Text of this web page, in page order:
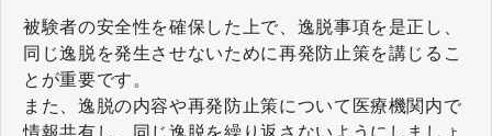
被験者の安全性を確保した上で、逸脱事項を是正し、
同じ逸脱を発生させないために再発防止策を講じるこ
とが重要です。
また、逸脱の内容や再発防止策について医療機関内で
情報共有し、同じ逸脱を繰り返さないようにしましょ